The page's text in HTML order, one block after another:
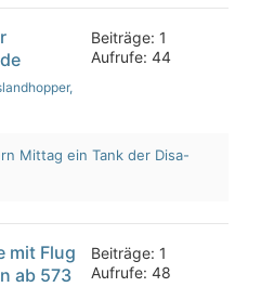
,
Beiträge: 1
Aufrufe: 44
Mittag ein Tank der Disa-
mit Flug
ab 573
Beiträge: 1
Aufrufe: 48